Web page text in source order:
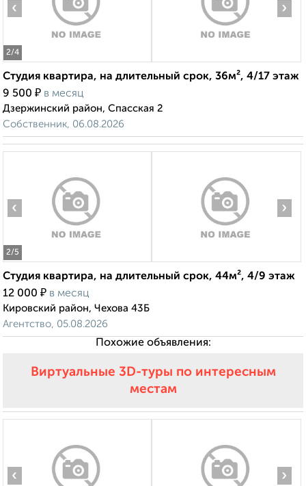
2/4
‹ ›
Студия квартира, на длительный срок, 36м², 4/17 этаж
9 500 ₽ в месяц
Дзержинский район, Спасская 2
Собственник, 06.08.2026
2/5
‹ ›
Студия квартира, на длительный срок, 44м², 4/9 этаж
12 000 ₽ в месяц
Кировский район, Чехова 43Б
Агентство, 05.08.2026
Похожие объявления:
Виртуальные 3D-туры по интересным
местам
‹ ›